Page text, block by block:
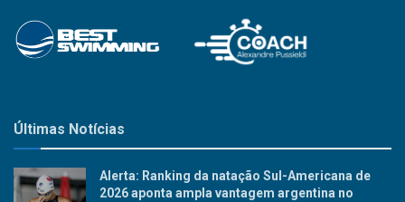
Últimas Notícias
Alerta: Ranking da natação Sul-Americana de
2026 aponta ampla vantagem argentina no